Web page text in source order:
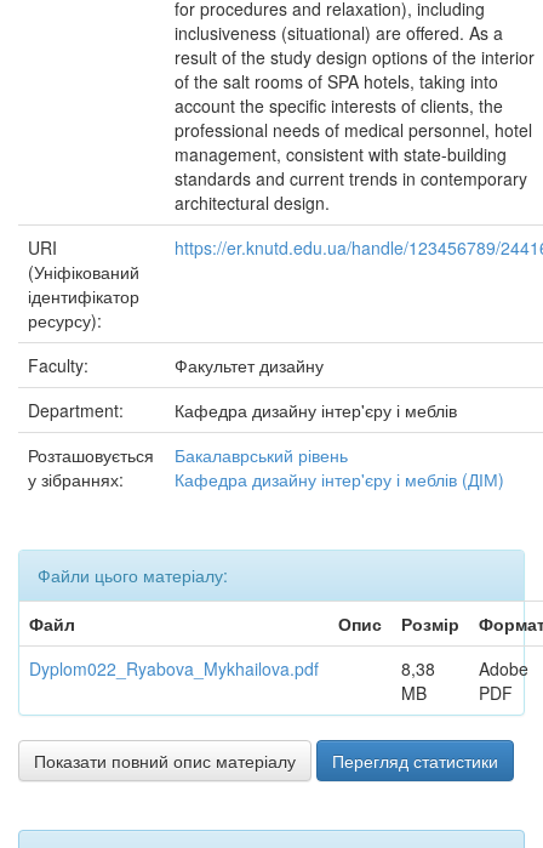
for procedures and relaxation), including
inclusiveness (situational) are offered. As a
result of the study design options of the interior
of the salt rooms of SPA hotels, taking into
account the specific interests of clients, the
professional needs of medical personnel, hotel
management, consistent with state-building
standards and current trends in contemporary
architectural design.
URI
(Уніфікований
ідентифікатор
ресурсу):
https://er.knutd.edu.ua/handle/123456789/
Faculty:
Факультет дизайну
Department:
Кафедра дизайну інтер'єру і меблів
Розташовується
у зібраннях:
Бакалаврський рівень
Кафедра дизайну інтер'єру і меблів (ДІМ)
Файли цього матеріалу:
Файл
Опис Розмір
Dyplom022_Ryabova_Mykhailova.pdf
8,38
MB
Adobe
PDF
Показати повний опис матеріалу Перегляд статистики